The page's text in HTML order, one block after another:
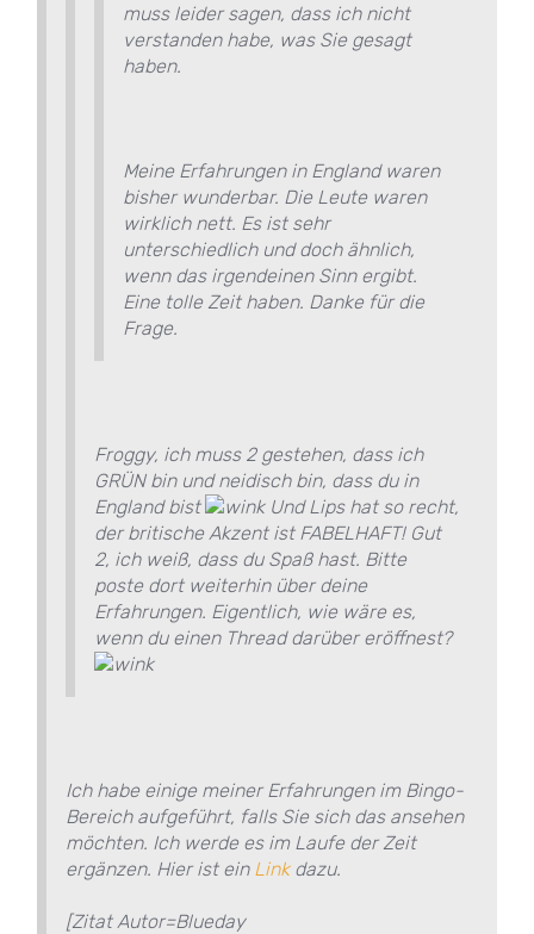
muss leider sagen, dass ich nicht
verstanden habe, was Sie gesagt
haben.
Meine Erfahrungen in England waren
bisher wunderbar. Die Leute waren
wirklich nett. Es ist sehr
unterschiedlich und doch ähnlich,
wenn das irgendeinen Sinn ergibt.
Eine tolle Zeit haben. Danke für die
Frage.
Froggy, ich muss 2 gestehen, dass ich
GRÜN bin und neidisch bin, dass du in
England bist
Und Lips hat so recht,
der britische Akzent ist FABELHAFT! Gut
2, ich weiß, dass du Spaß hast. Bitte
poste dort weiterhin über deine
Erfahrungen. Eigentlich, wie wäre es,
wenn du einen Thread darüber eröffnest?
Ich habe einige meiner Erfahrungen im Bingo-
Bereich aufgeführt, falls Sie sich das ansehen
möchten. Ich werde es im Laufe der Zeit
ergänzen. Hier ist ein Linkdazu.
[Zitat Autor=Blueday